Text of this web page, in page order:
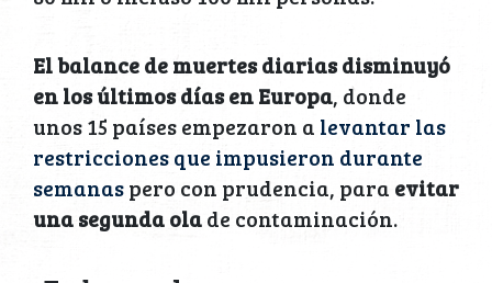
El balance de muertes diarias disminuyó
en los últimos días en Europa, donde
unos 15 países empezaron a levantar las
restricciones que impusieron durante
semanaspero con prudencia, para evitar
una segunda olade contaminación.